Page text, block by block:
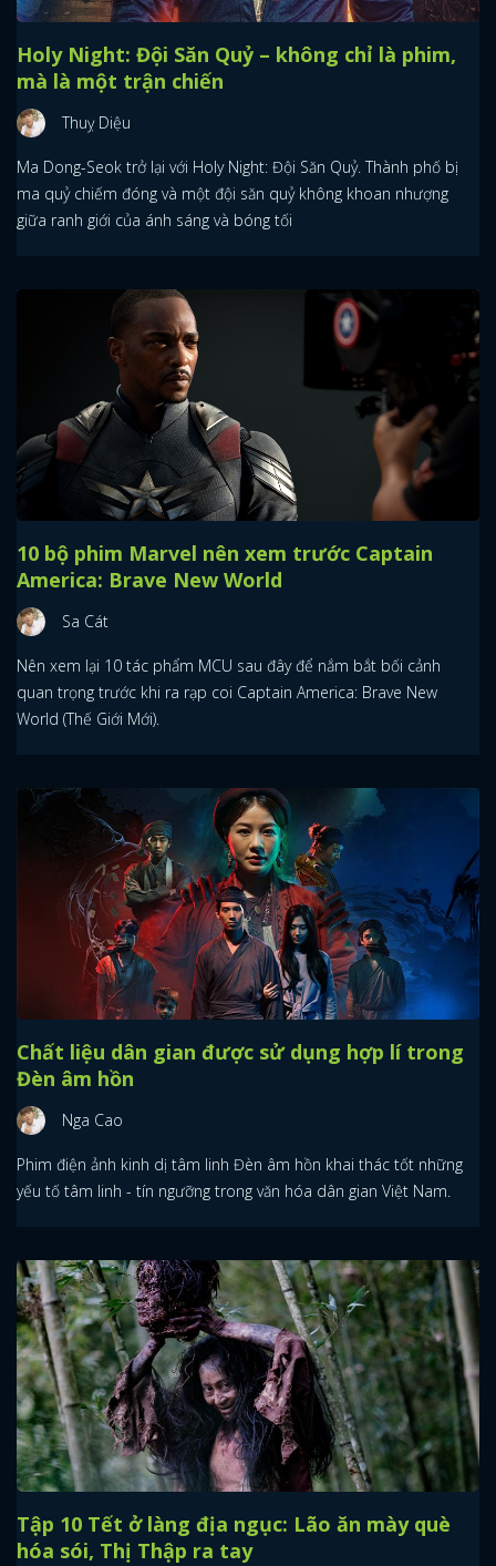
Holy Night: Đội Săn Quỷ – không chỉ là phim,
mà là một trận chiến
Thuỵ Diệu
Ma Dong-Seok trở lại với Holy Night: Đội Săn Quỷ. Thành phố bị
ma quỷ chiếm đóng và một đội săn quỷ không khoan nhượng
giữa ranh giới của ánh sáng và bóng tối
10 bộ phim Marvel nên xem trước Captain
America: Brave New World
Sa Cát
Nên xem lại 10 tác phẩm MCU sau đây để nắm bắt bối cảnh
quan trọng trước khi ra rạp coi Captain America: Brave New
World (Thế Giới Mới).
Chất liệu dân gian được sử dụng hợp lí trong
Đèn âm hồn
Nga Cao
Phim điện ảnh kinh dị tâm linh Đèn âm hồn khai thác tốt những
yếu tố tâm linh - tín ngưỡng trong văn hóa dân gian Việt Nam.
Tập 10 Tết ở làng địa ngục: Lão ăn mày què
hóa sói, Thị Thập ra tay